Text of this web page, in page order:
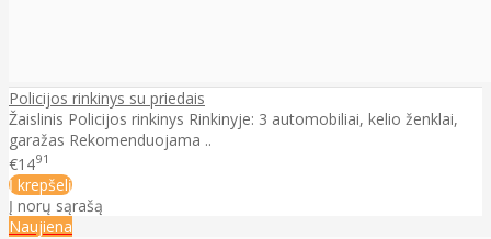
Policijos rinkinys su priedais
Žaislinis Policijos rinkinys Rinkinyje: 3 automobiliai, kelio ženklai,
garažas Rekomenduojama ..
€1491
Į krepšelį
Į norų sąrašą
Naujiena